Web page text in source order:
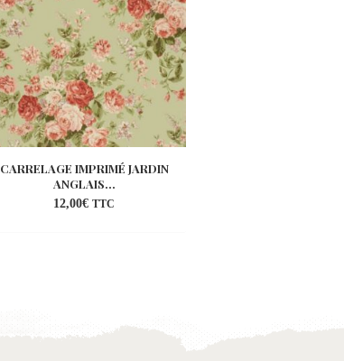
CARRELAGE IMPRIMÉ JARDIN
ANGLAIS...
12,00€ TTC